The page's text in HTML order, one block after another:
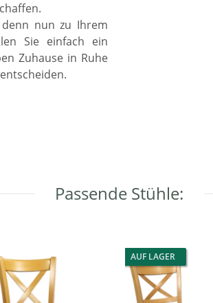
nun zu Ihrem
Sie einfach ein
Zuhause in Ruhe
Passende Stühle:
AUF LAGER